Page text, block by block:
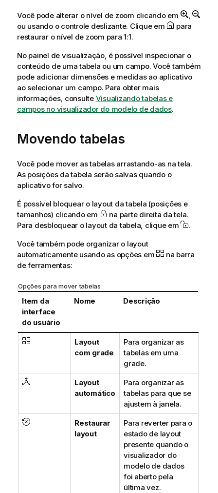
Você pode alterar o nível de zoom clicando em
,
ou usando o controle deslizante. Clique em
para
restaurar o nível de zoom para 1:1.
No painel de visualização, é possível inspecionar o
conteúdo de uma tabela ou um campo. Você também
pode adicionar dimensões e medidas ao aplicativo
ao selecionar um campo. Para obter mais
informações, consulte Visualizando tabelas e
campos no visualizador do modelo de dados.
Movendo tabelas
Você pode mover as tabelas arrastando-as na tela.
As posições da tabela serão salvas quando o
aplicativo for salvo.
É possível bloquear o layout da tabela (posições e
tamanhos) clicando em
na parte direita da tela.
Para desbloquear o layout da tabela, clique em
.
Você também pode organizar o layout
automaticamente usando as opções em
na barra
de ferramentas:
Opções para mover tabelas
Item da
interface
do usuário
Nome Descrição
Layout
com grade
Para organizar as
tabelas em uma
grade.
Layout
automático
Para organizar as
tabelas para que se
ajustem à janela.
Restaurar
layout
Para reverter para o
estado de layout
presente quando o
visualizador do
modelo de dados
foi aberto pela
última vez.